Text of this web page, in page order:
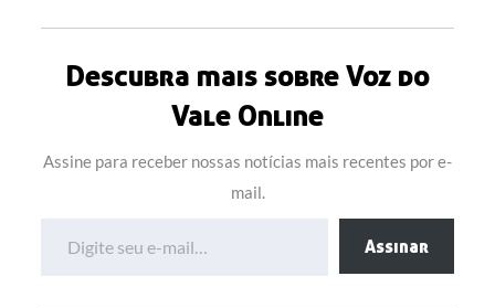
Descubra mais sobre Voz do
Vale Online
Assine para receber nossas notícias mais recentes por e-
mail.
Assinar